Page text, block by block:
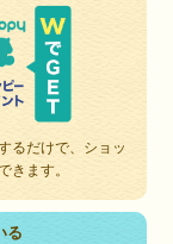
るだけで、ショッ
きます。
る